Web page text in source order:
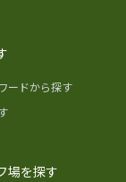
ードから探す
場を探す